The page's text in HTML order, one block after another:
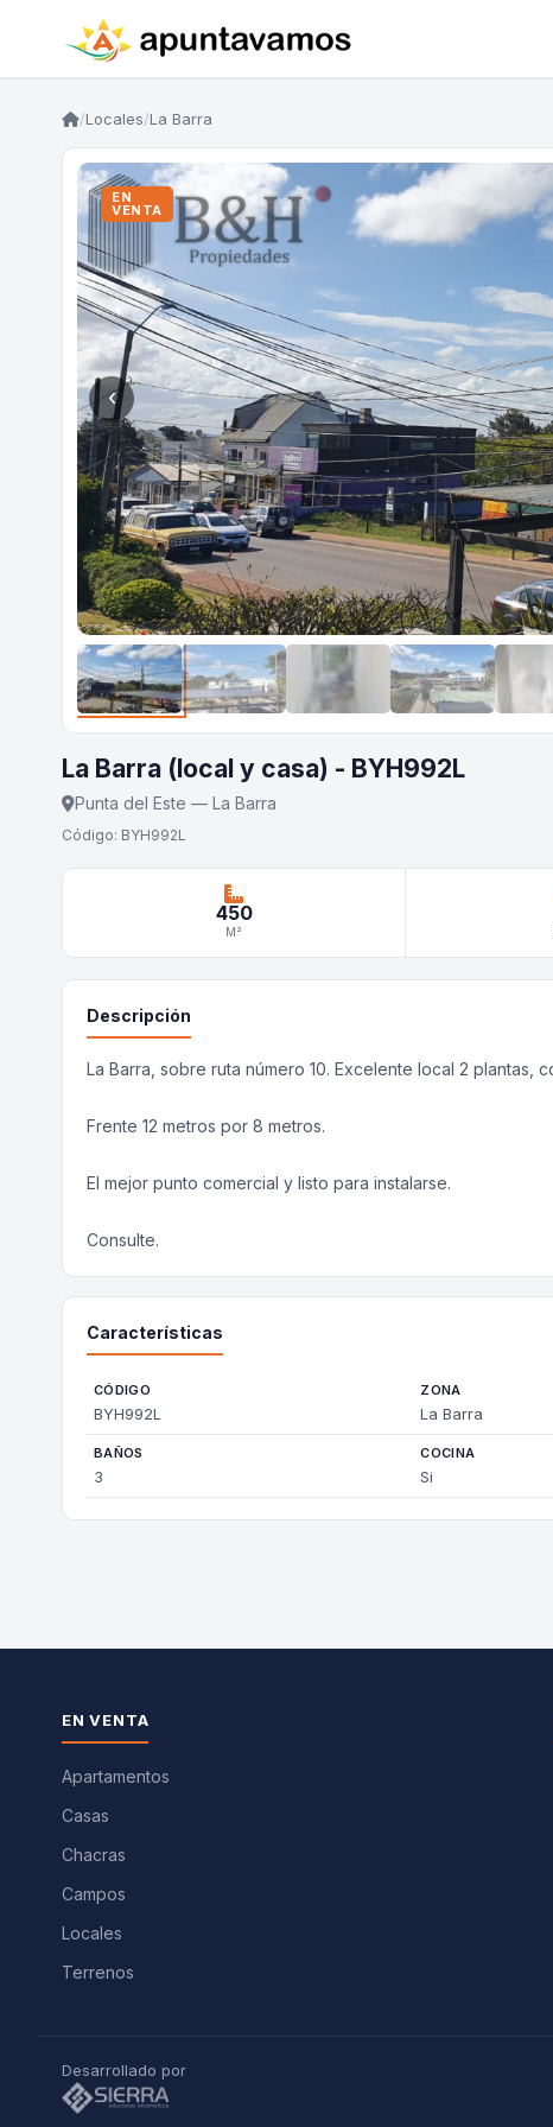
/Locales/La Barra
‹
EN
VENTA
La Barra (local y casa) - BYH992L
Punta del Este — La Barra
Código: BYH992L
450
M²
Descripción
La Barra, sobre ruta número 10. Excelente local 2 plantas,
Frente 12 metros por 8 metros.
El mejor punto comercial y listo para instalarse.
Consulte.
Características
CÓDIGO
BYH992L
ZONA
La Barra
BAÑOS
3
COCINA
Si
EN VENTA
Apartamentos
Casas
Chacras
Campos
Locales
Terrenos
Desarrollado por